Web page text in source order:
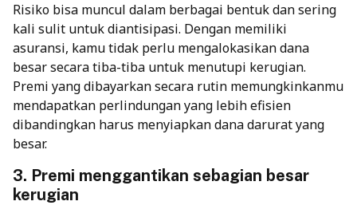
Risiko bisa muncul dalam berbagai bentuk dan sering
kali sulit untuk diantisipasi. Dengan memiliki
asuransi, kamu tidak perlu mengalokasikan dana
besar secara tiba-tiba untuk menutupi kerugian.
Premi yang dibayarkan secara rutin memungkinkanmu
mendapatkan perlindungan yang lebih efisien
dibandingkan harus menyiapkan dana darurat yang
besar.
3. Premi menggantikan sebagian besar
kerugian